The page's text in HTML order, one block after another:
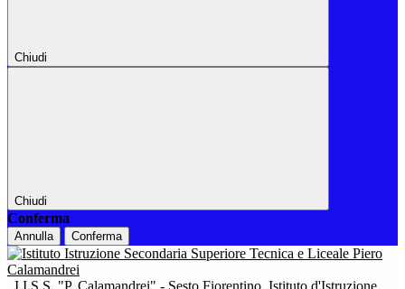
Chiudi
Chiudi
Conferma
Annulla Conferma